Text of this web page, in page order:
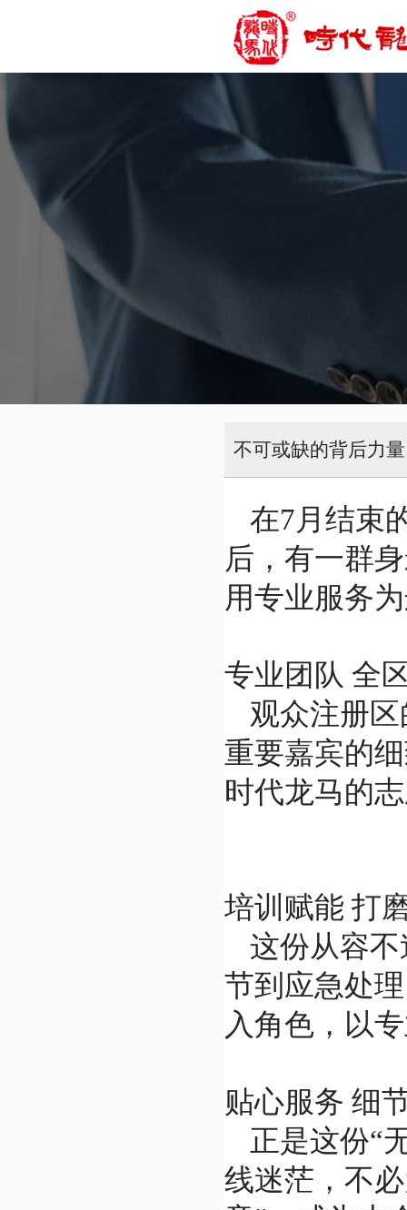
不可或缺的背后力
在7月结束
后，有一群
用专业服务
专业团队 全
观众注册
重要嘉宾的
时代龙马的
培训赋能 打
这份从容
节到应急处
入角色，以
贴心服务 细
正是这份“
线迷茫，不